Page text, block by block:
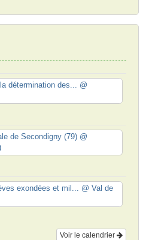
détermination des... @
de Secondigny (79) @
exondées et mil... @ Val de
Voir le calendrier